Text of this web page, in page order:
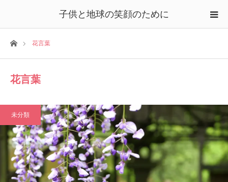
子供と地球の笑顔のために
ホーム花言葉
花言葉
未分類